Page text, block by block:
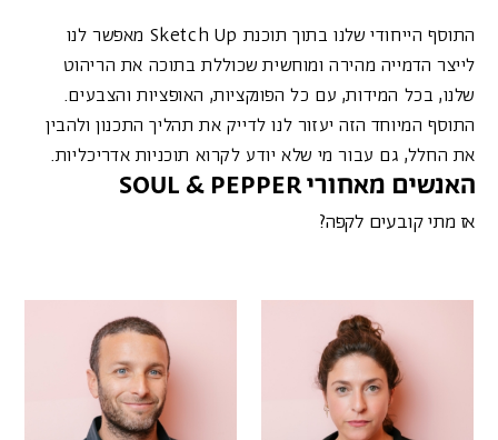
התוסף הייחודי שלנו בתוך תוכנת Sketch Up מאפשר לנו
לייצר הדמייה מהירה ומוחשית שכוללת בתוכה את הריהוט
שלנו, בכל המידות, עם כל הפונקציות, האופציות והצבעים.
התוסף המיוחד הזה יעזור לנו לדייק את תהליך התכנון ולהבין
את החלל, גם עבור מי שלא יודע לקרוא תוכניות אדריכליות.
האנשים מאחורי SOUL & PEPPER
אז מתי קובעים לקפה?